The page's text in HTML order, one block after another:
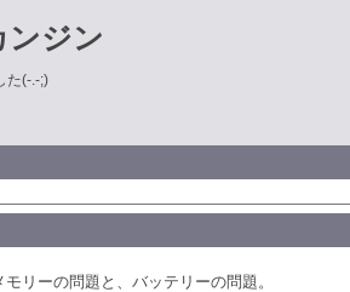
ンジン
た(-.-;)
リーの問題と、バッテリーの問題。